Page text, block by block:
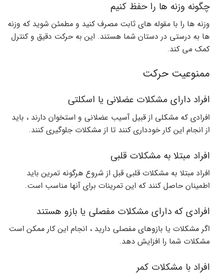
چگونه وزنه ها را حفظ کنیم
وزنه ها را با مقوله های ثابت مصرف کنید و مطمئن شوید که وزنه
ها به درستی در دستان شما هستند. این به حرکت دقیق و کنترل
کمک می کند.
ممنوعیت حرکت
افراد دارای مشکلات عضلانی یا اسکلتی
افرادی که مشکلی از قبیل آسیب عضلانی و استخوان دارند ، باید
از انجام این کار خودداری کنند تا از مشکلات جلوگیری کنند.
افراد مبتلا به مشکلات قلبی
افراد مبتلا به مشکلات قلبی قبل از شروع هرگونه تمرین باید
اطمینان حاصل کنند که این تمرینات برای آنها مناسب است.
افرادی که دارای مشکلات مفصلی یا بازو هستند
اگر مشکلات یا بازوهای مفصلی دارید ، انجام این کار ممکن است
مشکلات شما را افزایش دهد.
افراد با مشکلات کمر